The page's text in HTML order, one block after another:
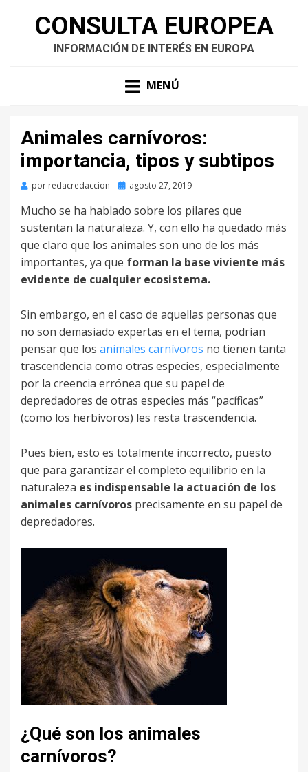
CONSULTA EUROPEA
INFORMACIÓN DE INTERÉS EN EUROPA
MENÚ
Animales carnívoros:
importancia, tipos y subtipos
por redacredaccion
Publicado
agosto 27, 2019
Mucho se ha hablado sobre los pilares que
sustentan la naturaleza. Y, con ello ha quedado más
que claro que los animales son uno de los más
importantes, ya que forman la base viviente más
evidente de cualquier ecosistema.
Sin embargo, en el caso de aquellas personas que
no son demasiado expertas en el tema, podrían
pensar que los animales carnívoros no tienen tanta
trascendencia como otras especies, especialmente
por la creencia errónea que su papel de
depredadores de otras especies más “pacíficas”
(como los herbívoros) les resta trascendencia.
Pues bien, esto es totalmente incorrecto, puesto
que para garantizar el completo equilibrio en la
naturaleza es indispensable la actuación de los
animales carnívoros precisamente en su papel de
depredadores.
¿Qué son los animales
carnívoros?